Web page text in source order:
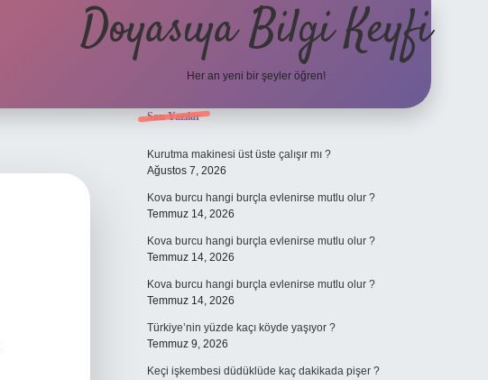
Doyasıya Bilgi Keyfi
Her an yeni bir şeyler öğren!
Sidebar
Son Yazılar
Kurutma makinesi üst üste çalışır mı ?
Ağustos 7, 2026
Kova burcu hangi burçla evlenirse mutlu olur ?
Temmuz 14, 2026
Kova burcu hangi burçla evlenirse mutlu olur ?
Temmuz 14, 2026
Kova burcu hangi burçla evlenirse mutlu olur ?
Temmuz 14, 2026
Türkiye’nin yüzde kaçı köyde yaşıyor ?
Temmuz 9, 2026
Keçi işkembesi düdüklüde kaç dakikada pişer ?